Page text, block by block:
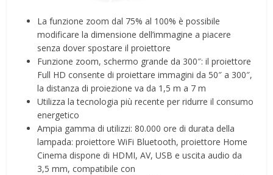
La funzione zoom dal 75% al 100% è possibile
modificare la dimensione dell’immagine a piacere
senza dover spostare il proiettore
Funzione zoom, schermo grande da 300″: il proiettore
Full HD consente di proiettare immagini da 50″ a 300″,
la distanza di proiezione va da 1,5 m a 7 m
Utilizza la tecnologia più recente per ridurre il consumo
energetico
Ampia gamma di utilizzi: 80.000 ore di durata della
lampada: proiettore WiFi Bluetooth, proiettore Home
Cinema dispone di HDMI, AV, USB e uscita audio da
3,5 mm, compatibile con